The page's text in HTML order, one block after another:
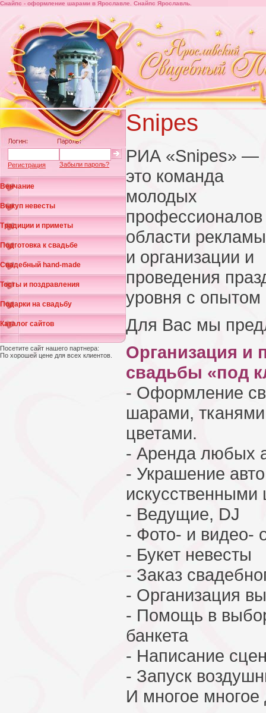
Снайпс - оформление шарами в Ярославле. Снайпс Ярославль.
Регистрация Забыли пароль?
Венчание
Выкуп невесты
Традиции и приметы
Подготовка к свадьбе
Свадебный hand-made
Тосты и поздравления
Подарки на свадьбу
Каталог сайтов
Посетите сайт нашего партнера:
По хорошей цене для всех клиентов.
Snipes
РИА «Snipes» —
это команда
молодых
профессионалов
области рекламы
и организации и
проведения
уровня с опытом
Для Вас мы
Организация и
свадьбы «под
- Оформление
шарами,
цветами.
- Аренда любых
- Украшение
искусственными
- Ведущие, DJ
- Фото- и видео-
- Букет невесты
- Заказ
- Организация
- Помощь в
банкета
- Написание
- Запуск
И многое многое